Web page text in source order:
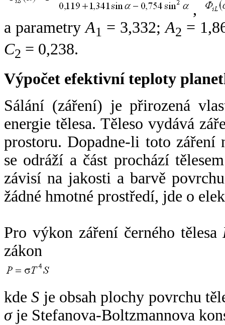
,
a parametryA1 = 3,332;A2 =
C2 = 0,238.
Výpočet efektivní teploty
Sálání (záření) je přirozená
energie tělesa. Těleso vydává
prostoru. Dopadne-li toto záření
se odráží a část prochází
závisí na jakosti a barvě
žádné hmotné prostředí, jde o
Pro výkon záření černého tělesa
zákon
kdeS je obsah plochy povrchu
σje Stefanova-Boltzmannova